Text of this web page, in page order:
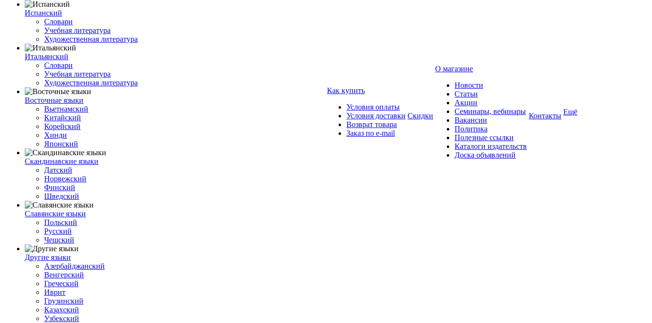
Испанский
Словари
Учебная литература
Художественная литература
Итальянский
Словари
Учебная литература
Художественная литература
Восточные языки
Вьетнамский
Китайский
Корейский
Хинди
Японский
Скандинавские языки
Датский
Норвежский
Финский
Шведский
Славянские языки
Польский
Русский
Чешский
Другие языки
Азербайджанский
Венгерский
Греческий
Иврит
Грузинский
Казахский
Узбекский
Как купить
Условия оплаты
Условия доставки
Возврат товара
Заказ по e-mail
Скидки
О магазине
Новости
Статьи
Акции
Семинары, вебинары
Вакансии
Политика
Полезные ссылки
Каталоги издательств
Доска объявлений
Контакты Ещё